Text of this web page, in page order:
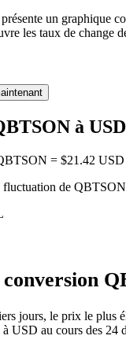
un graphique
les taux de change
à USD
= $21.42 USD
fluctuation de
conversion
jours, le prix le plus
USD au cours des 24